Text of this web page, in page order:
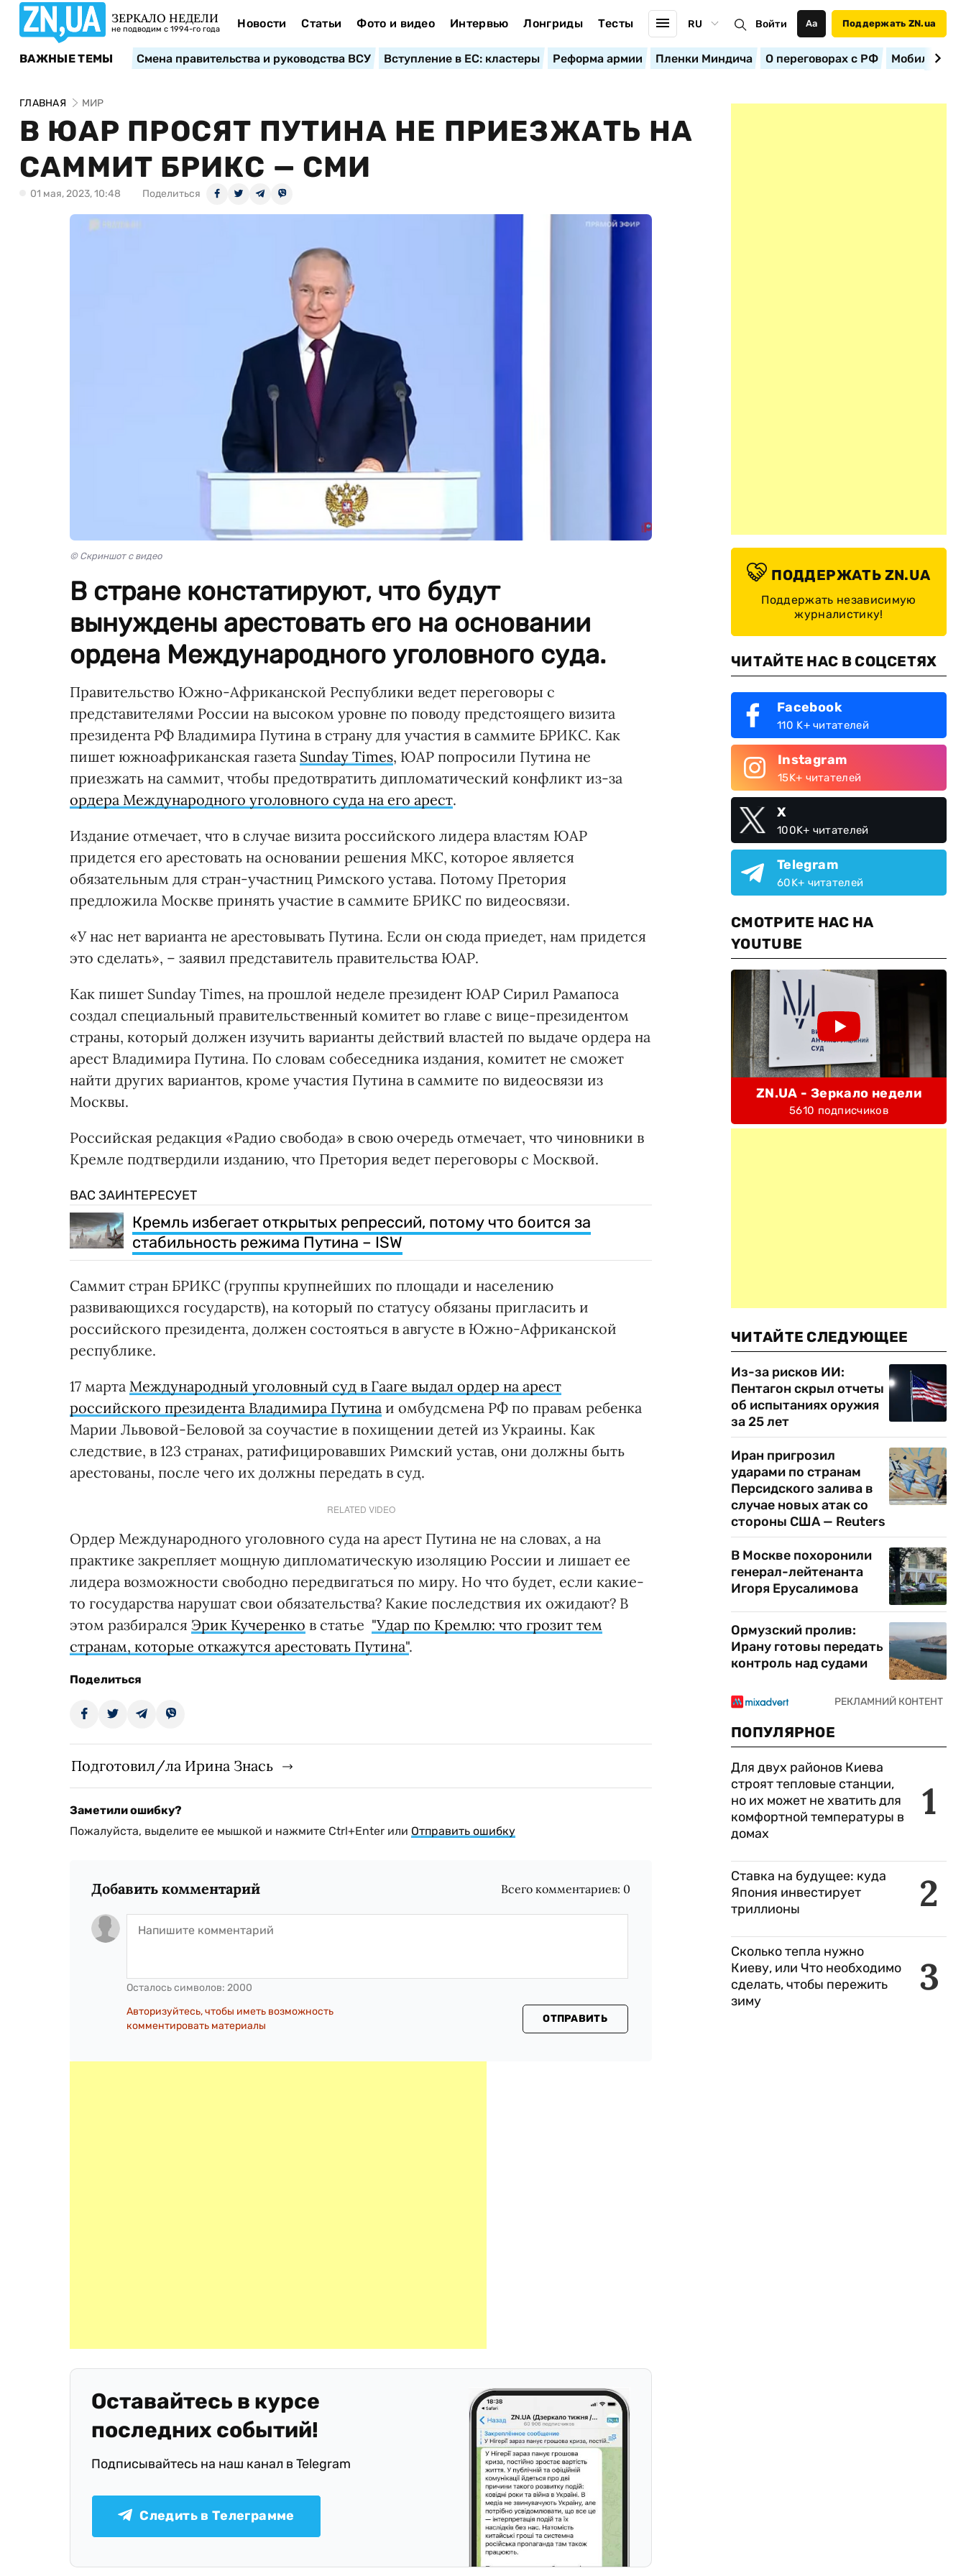
ЗЕРКАЛО НЕДЕЛИ
не подводим с 1994-го года Новости Статьи Фото и видео Интервью Лонгриды Тесты RU Войти Аа Поддержать ZN.ua
ВАЖНЫЕ ТЕМЫ Смена правительства и руководства ВСУ Вступление в ЕС: кластеры Реформа армии Пленки Миндича О переговорах с РФ
ГЛАВНАЯ МИР
В ЮАР ПРОСЯТ ПУТИНА НЕ ПРИЕЗЖАТЬ НА
САММИТ БРИКС — СМИ
01 мая, 2023, 10:48 Поделиться
© Скриншот с видео
В стране констатируют, что будут
вынуждены арестовать его на основании
ордена Международного уголовного суда.
Правительство Южно-Африканской Республики ведет переговоры с
представителями России на высоком уровне по поводу предстоящего визита
президента РФ Владимира Путина в страну для участия в саммите БРИКС. Как
пишет южноафриканская газета Sunday Times, ЮАР попросили Путина не
приезжать на саммит, чтобы предотвратить дипломатический конфликт из-за
ордера Международного уголовного суда на его арест.
Издание отмечает, что в случае визита российского лидера властям ЮАР
придется его арестовать на основании решения МКС, которое является
обязательным для стран-участниц Римского устава. Потому Претория
предложила Москве принять участие в саммите БРИКС по видеосвязи.
«У нас нет варианта не арестовывать Путина. Если он сюда приедет, нам придется
это сделать», – заявил представитель правительства ЮАР.
Как пишет Sunday Times, на прошлой неделе президент ЮАР Сирил Рамапоса
создал специальный правительственный комитет во главе с вице-президентом
страны, который должен изучить варианты действий властей по выдаче ордера на
арест Владимира Путина. По словам собеседника издания, комитет не сможет
найти других вариантов, кроме участия Путина в саммите по видеосвязи из
Москвы.
Российская редакция «Радио свобода» в свою очередь отмечает, что чиновники в
Кремле подтвердили изданию, что Претория ведет переговоры с Москвой.
ВАС ЗАИНТЕРЕСУЕТ
Кремль избегает открытых репрессий, потому что боится за
стабильность режима Путина – ISW
Саммит стран БРИКС (группы крупнейших по площади и населению
развивающихся государств), на который по статусу обязаны пригласить и
российского президента, должен состояться в августе в Южно-Африканской
республике.
17 марта Международный уголовный суд в Гааге выдал ордер на арест
российского президента Владимира Путина и омбудсмена РФ по правам ребенка
Марии Львовой-Беловой за соучастие в похищении детей из Украины. Как
следствие, в 123 странах, ратифицировавших Римский устав, они должны быть
арестованы, после чего их должны передать в суд.
RELATED VIDEO
Ордер Международного уголовного суда на арест Путина не на словах, а на
практике закрепляет мощную дипломатическую изоляцию России и лишает ее
лидера возможности свободно передвигаться по миру. Но что будет, если какие-
то государства нарушат свои обязательства? Какие последствия их ожидают? В
этом разбирался Эрик Кучеренко в статье "Удар по Кремлю: что грозит тем
странам, которые откажутся арестовать Путина".
Поделиться
Подготовил/ла Ирина Знась
Заметили ошибку?
Пожалуйста, выделите ее мышкой и нажмите Ctrl+Enter или Отправить ошибку
Добавить комментарий Всего комментариев: 0
Осталось символов: 2000
Авторизуйтесь, чтобы иметь возможность
комментировать материалы
ОТПРАВИТЬ
Оставайтесь в курсе
последних событий!
Подписывайтесь на наш канал в Telegram
Следить в Телеграмме
ПОДДЕРЖАТЬ ZN.UA
Поддержать независимую
журналистику!
ЧИТАЙТЕ НАС В СОЦСЕТЯХ
Facebook
110 K+ читателей
Instagram
15K+ читателей
X
100K+ читателей
Telegram
60K+ читателей
СМОТРИТЕ НАС НА
YOUTUBE
ZN.UA - Зеркало недели
5610 подписчиков
ЧИТАЙТЕ СЛЕДУЮЩЕЕ
Из-за рисков ИИ:
Пентагон скрыл отчеты
об испытаниях оружия
за 25 лет
Иран пригрозил
ударами по странам
Персидского залива в
случае новых атак со
стороны США — Reuters
В Москве похоронили
генерал-лейтенанта
Игоря Ерусалимова
Ормузский пролив:
Ирану готовы передать
контроль над судами
ПОПУЛЯРНОЕ
1
Для двух районов Киева
строят тепловые станции,
но их может не хватить для
комфортной температуры в
домах
2
Ставка на будущее: куда
Япония инвестирует
триллионы
3
Сколько тепла нужно
Киеву, или Что необходимо
сделать, чтобы пережить
зиму